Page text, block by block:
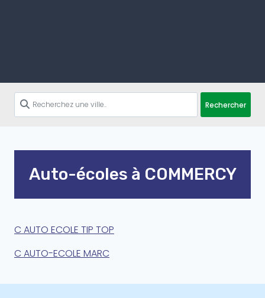
Rechercher
Auto-écoles à COMMERCY
C AUTO ECOLE TIP TOP
C AUTO-ECOLE MARC